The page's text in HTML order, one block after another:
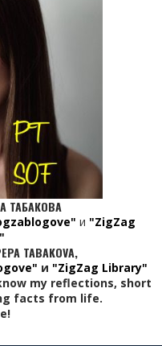
ТАБАКОВА
и "ZigZag
TABAKOVA,
и "ZigZag Library"
my reflections, short
facts from life.